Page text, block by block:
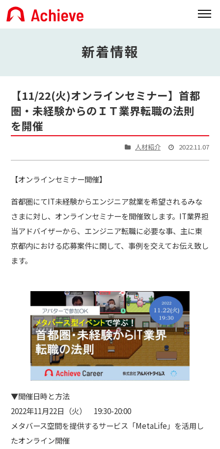
新着情報
【11/22(火)オンラインセミナー】首都
圏・未経験からのＩＴ業界転職の法則
を開催
人材紹介 2022.11.07
【オンラインセミナー開催】
首都圏にてIT未経験からエンジニア就業を希望されるみな
さまに対し、オンラインセミナーを開催致します。IT業界担
当アドバイザーから、エンジニア転職に必要な事、主に東
京都内における応募案件に関して、事例を交えてお伝え致し
ます。
▼開催日時と方法
2022年11月22日（火） 19:30-20:00
メタバース空間を提供するサービス「MetaLife」を活用し
たオンライン開催